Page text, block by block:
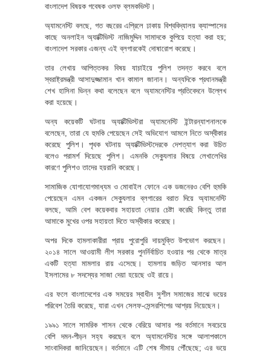
বাংলাদেশ বিষয়ক গবেষক ওলফ ব্লমকভিস্ট।
অ্যামনেস্টি বলছে, গত বছরের এপ্রিলে ঢাকায় বিশ্ববিদ্যালয় ক্যাম্পাসের
কাছে অনলাইন অ্যাক্টিভিস্ট নাজিমুদ্দিন সামাদকে কুপিয়ে হত্যা করা হয়;
বাংলাদেশ সরকার এজন্য এই ব্লগারকেই দোষারোপ করেছে।
তার লেখায় আপিত্তকর বিষয় যাচাইয়ে পুলিশ তদন্ত করবে বলে
স্বরাষ্ট্রমন্ত্রী আসাদুজ্জামান খান কামাল জানান। অন্যদিকে প্রধানমন্ত্রী
শেখ হাসিনা ভিন্ন কথা বলেছেন বলে অ্যামনেস্টির প্রতিবেদনে উল্লেখ
করা হয়েছে।
অন্য কয়েকটি ঘটনায় অ্যাক্টিভিস্টরা অ্যামনেস্টি ইন্টারন্যাশনালকে
বলেছেন, তারা যে হুমকি পেয়েছেন সেই অভিযোগ আমলে নিতে অস্বীকার
করেছে পুলিশ। পৃথক ঘটনায় অ্যাক্টিভিস্টদেরকে দেশত্যাগ করা উচিত
বলেও পরামর্শ দিয়েছে পুলিশ। এমনকি সেক্যুলার বিষয়ে লেখালেখির
কারণে পুলিশও তাদের হয়রানি করেছে।
সামাজিক যোগাযোগমাধ্যম ও মোবাইল ফোনে এক ডজনেরও বেশি হুমকি
পেয়েছেন এমন একজন সেক্যুলার ব্লগারের বরাত দিয়ে অ্যামনেস্টি
বলছে, আমি বেশ কয়েকবার সহায়তা নেয়ার চেষ্টা করেছি কিন্তু তারা
আমাকে মুখের ওপর সহায়তা দিতে অস্বীকার করেছে।
অপর দিকে হামলাকারীরা প্রায় পুরোপুরি দায়মুক্তি উপভোগ করছেন।
২০১৪ সালে আওয়ামী লীগ সরকার পুনর্নির্বাচিত হওয়ার পর থেকে মাত্র
একটি হত্যা মামলার রায় এসেছে। হামলায় জড়িত আনসার আল
ইসলামের ৮ সদস্যের সাজা দেয়া হয়েছে ওই রায়ে।
এর ফলে বাংলাদেশের এক সময়ের স্বাধীন সুশীল সমাজের মাঝে ভয়ের
পরিবেশ তৈরি করেছে, যারা এখন সেলফ-সেন্সরশিপের আশ্রয় নিয়েছেন।
১৯৯১ সালে সামরিক শাসন থেকে বেরিয়ে আসার পর বর্তমানে সবচেয়ে
বেশি দমন-পীড়ন সহ্য করছেন বলে অ্যামনেস্টির সঙ্গে আলাপকালে
সাংবাদিকরা জানিয়েছেন। বর্তমানে এটি শেষ সীমায় পৌঁছেছে; এর ভয়ে